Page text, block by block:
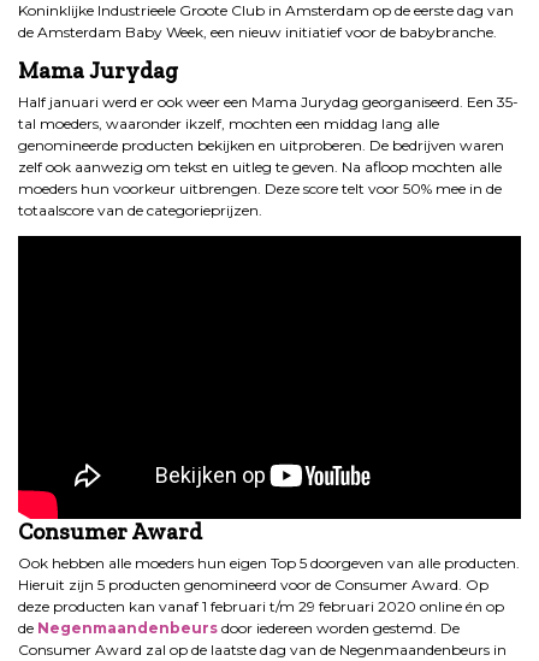
Koninklijke Industrieele Groote Club in Amsterdam op de eerste dag van
de Amsterdam Baby Week, een nieuw initiatief voor de babybranche.
Mama Jurydag
Half januari werd er ook weer een Mama Jurydag georganiseerd. Een 35-
tal moeders, waaronder ikzelf, mochten een middag lang alle
genomineerde producten bekijken en uitproberen. De bedrijven waren
zelf ook aanwezig om tekst en uitleg te geven. Na afloop mochten alle
moeders hun voorkeur uitbrengen. Deze score telt voor 50% mee in de
totaalscore van de categorieprijzen.
Consumer Award
Ook hebben alle moeders hun eigen Top 5 doorgeven van alle producten.
Hieruit zijn 5 producten genomineerd voor de Consumer Award. Op
deze producten kan vanaf 1 februari t/m 29 februari 2020 online én op
de Negenmaandenbeurs door iedereen worden gestemd. De
Consumer Award zal op de laatste dag van de Negenmaandenbeurs in